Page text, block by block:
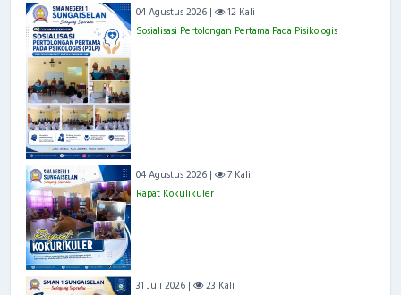
04 Agustus 2026 |
12 Kali
Sosialisasi Pertolongan Pertama Pada Pisikologis
04 Agustus 2026 |
7 Kali
Rapat Kokulikuler
31 Juli 2026 |
23 Kali